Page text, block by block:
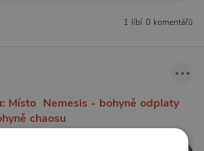
1 líbí 0 komentářů
Místo Nemesis - bohyně odplaty
chaosu